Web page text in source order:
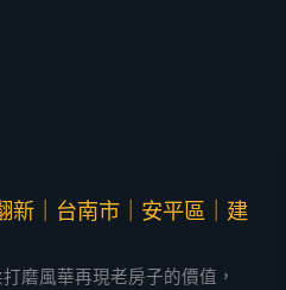
新｜台南市｜安平區｜建
磨風華再現老房子的價值，